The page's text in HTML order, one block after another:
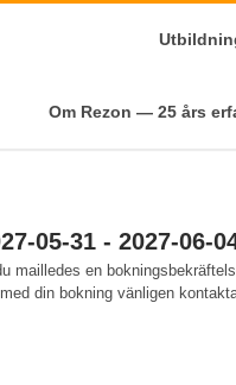
Om Rezon — 25 års
05-31 - 2027-06-
mailledes en
din bokning vänligen